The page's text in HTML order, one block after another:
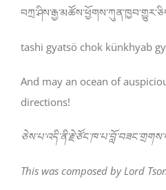
tashi gyatsö chok künkhyab
And may an ocean of
directions!
This was composed by Lord